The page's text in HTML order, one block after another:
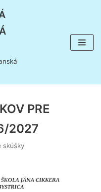
PRE
2027
skúšky